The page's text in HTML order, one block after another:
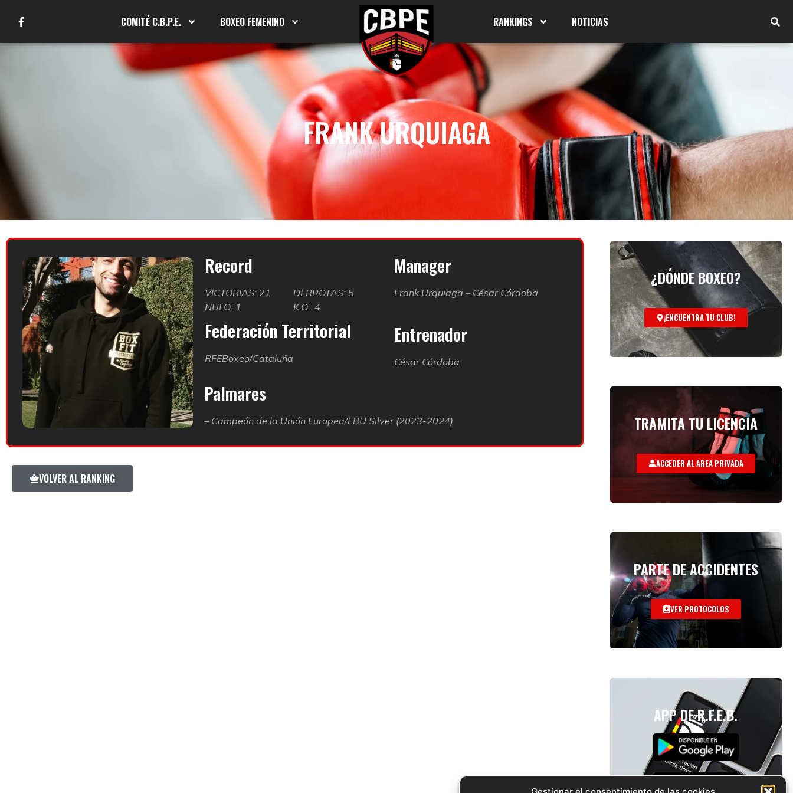
COMITÉ C.B.P.E. BOXEO FEMENINO RANKINGS NOTICIAS
FRANK URQUIAGA
Record
VICTORIAS: 21
DERROTAS: 5
NULO: 1
K.O.: 4
Federación Territorial
RFEBoxeo/Cataluña
Manager
Frank Urquiaga – César Córdoba
Entrenador
César Córdoba
VOLVER AL RANKING
Palmares
– Campeón de la Unión Europea/EBU Silver (2023-2024)
¿DÓNDE BOXEO?
¡ENCUENTRA TU CLUB!
TRAMITA TU LICENCIA
ACCEDER AL AREA PRIVADA
PARTE DE ACCIDENTES
VER PROTOCOLOS
APP DE R.F.E.B.